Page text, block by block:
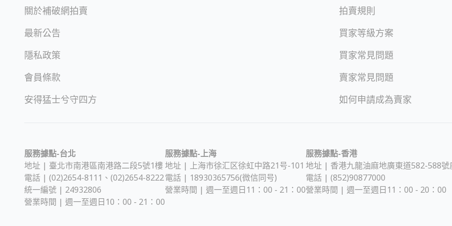
關於補破網拍賣
最新公告
隱私政策
會員條款
安得猛士兮守四方
拍賣規則
買家等級方案
買家常見問題
賣家常見問題
如何申請成為賣家
服務據點-台北
地址 | 臺北市南港區南港路二段5號1樓
電話 | (02)2654-8111、(02)2654-8222
統一編號 | 24932806
營業時間 | 週一至週日10：00 - 21：00
服務據點-上海
地址 |
上海市徐汇区徐虹中路21号-101
電話 | 18930365756(微信同号)
營業時間 | 週一至週日11：00 - 21：00
服務據點-香港
地址 | 香港九龍油麻地廣東道582-588
電話 | (852)90877000
營業時間 | 週一至週日11：00 - 20：00